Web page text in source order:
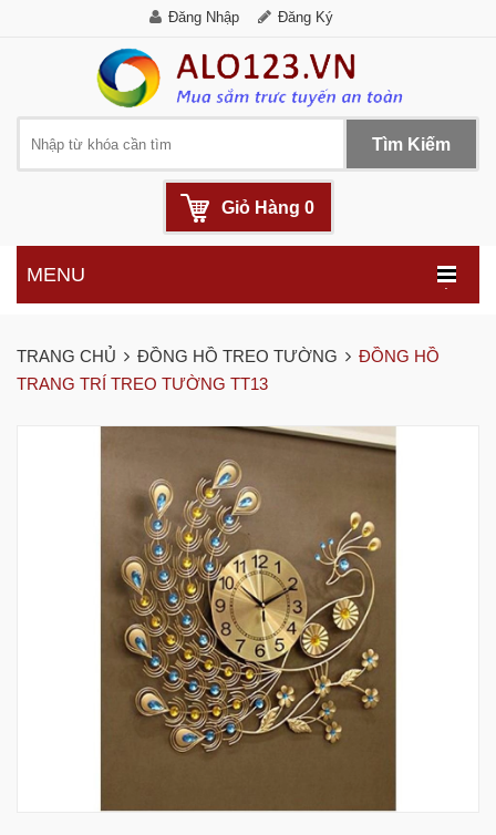
Đăng Nhập Đăng Ký
Tìm Kiếm
Giỏ Hàng 0
.
MENU
TRANG CHỦ ĐỒNG HỒ TREO TƯỜNG
ĐỒNG HỒ
TRANG TRÍ TREO TƯỜNG TT13